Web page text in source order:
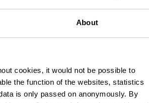
About
cookies, it would not be possible to
the function of the websites, statistics
is only passed on anonymously. By